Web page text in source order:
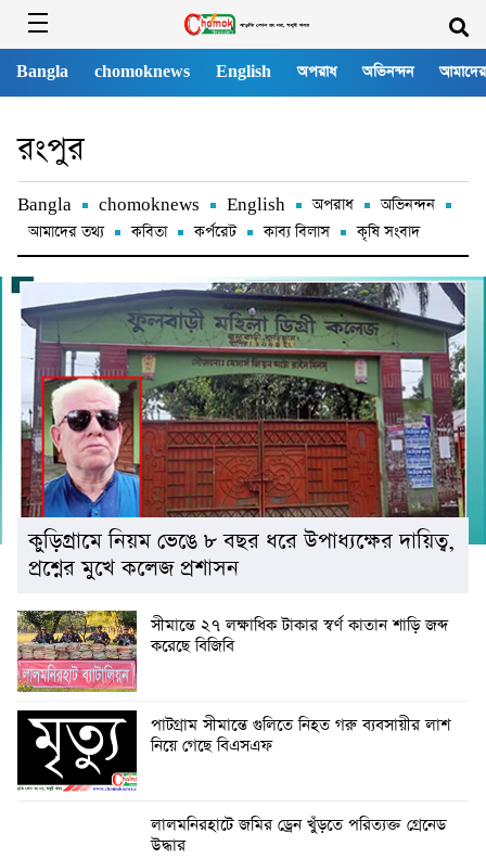
Bangla chomoknews English অপরাধ অভিনন্দন
রংপুর
Bangla chomoknews English অপরাধ
অভিনন্দন
আমাদের তথ্য
কবিতা কর্পরেট কাব্য বিলাস কৃষি সংবাদ
কুড়িগ্রামে নিয়ম ভেঙে ৮ বছর ধরে উপাধ্যক্ষের দায়িত্ব,
প্রশ্নের মুখে কলেজ প্রশাসন
সীমান্তে ২৭ লক্ষাধিক টাকার স্বর্ণ কাতান শাড়ি জব্দ
করেছে বিজিবি
পাটগ্রাম সীমান্তে গুলিতে নিহত গরু ব্যবসায়ীর লাশ
নিয়ে গেছে বিএসএফ
লালমনিরহাটে জমির ড্রেন খুঁড়তে পরিত্যক্ত গ্রেনেড
উদ্ধার